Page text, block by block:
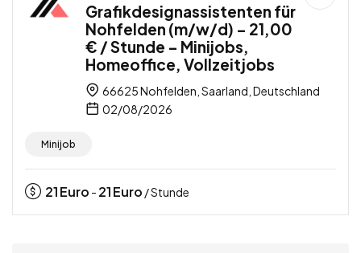
Grafikdesignassistenten für
Nohfelden (m/w/d) – 21,00
€ / Stunde – Minijobs,
Homeoffice, Vollzeitjobs
66625 Nohfelden, Saarland, Deutschland
02/08/2026
Minijob
21Euro - 21Euro / Stunde